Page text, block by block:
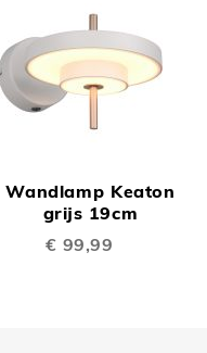
Wandlamp Keaton
grijs 19cm
€ 99,99
Winkelwagen